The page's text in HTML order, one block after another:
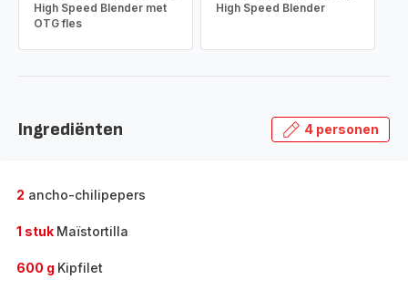
High Speed Blender met
OTG fles
High Speed Blender
Ingrediënten 4 personen
2 ancho-chilipepers
1 stuk Maïstortilla
600 g Kipfilet